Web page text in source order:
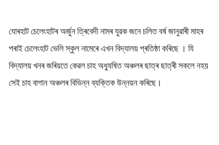
যোৰহাট চেলেংহাটৰ অৰ্জুন ত্ৰিবেদী নামৰ যুৱক জনে চলিত বৰ্ষ জানুৱাৰী মাহৰ
পৰাই চেলেংহাট ভেলি স্কুল নামেৰে এখন বিদ্যালয় প্ৰতিষ্ঠা কৰিছে । যি
বিদ্যালয় খনৰ জৰিয়তে কেৱল চাহ অধ্যুষিত অঞ্চলৰ ছাত্ৰ ছাত্ৰী সকলে নহয়
সেই চাহ বাগান অঞ্চলৰ বিভিন্ন ব্যক্তিক উন্নয়ন কৰিছে।